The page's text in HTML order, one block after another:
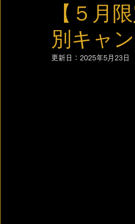
【５月
別キャ
更新日： 2025年5月23日